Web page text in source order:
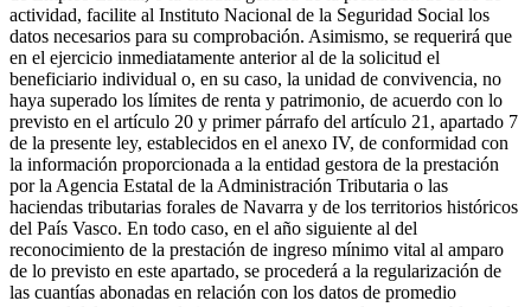
actividad, facilite al Instituto Nacional de la Seguridad Social los
datos necesarios para su comprobación. Asimismo, se requerirá que
en el ejercicio inmediatamente anterior al de la solicitud el
beneficiario individual o, en su caso, la unidad de convivencia, no
haya superado los límites de renta y patrimonio, de acuerdo con lo
previsto en el artículo 20 y primer párrafo del artículo 21, apartado 7
de la presente ley, establecidos en el anexo IV, de conformidad con
la información proporcionada a la entidad gestora de la prestación
por la Agencia Estatal de la Administración Tributaria o las
haciendas tributarias forales de Navarra y de los territorios históricos
del País Vasco. En todo caso, en el año siguiente al del
reconocimiento de la prestación de ingreso mínimo vital al amparo
de lo previsto en este apartado, se procederá a la regularización de
las cuantías abonadas en relación con los datos de promedio